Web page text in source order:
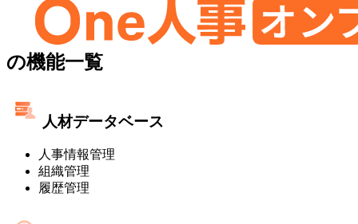
レ
ン
ト
マ
ネ
ン
オ
ン
プ
One
事
の機能一覧
人材データベース
人事情報管理
組織管理
履歴管理